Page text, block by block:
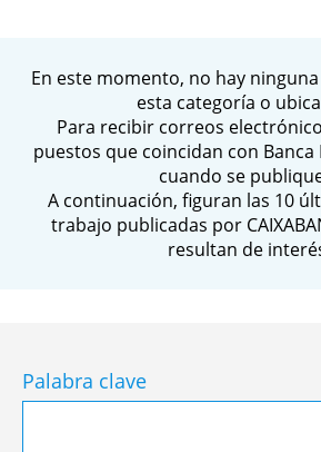
En este momento, no hay
esta categoría o
Para recibir correos
puestos que coincidan con Banca
cuando se
A continuación, figuran las 10
trabajo publicadas por
resultan de
Palabra clave